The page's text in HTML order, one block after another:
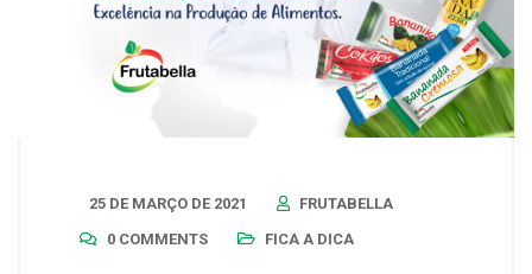
25 DE MARÇO DE 2021
FRUTABELLA
0 COMMENTS
FICA A DICA